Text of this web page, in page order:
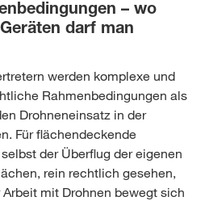
– wo
darf man
werden komplexe und
Rahmenbedingungen als
Drohneneinsatz in der
Für flächendeckende
der Überflug der eigenen
rein rechtlich gesehen,
mit Drohnen bewegt sich